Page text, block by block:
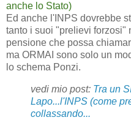
anche lo Stato)
Ed anche l'INPS dovrebbe
tanto i suoi "prelievi forzosi"
pensione che possa
ma ORMAI sono solo un
lo schema Ponzi.
vedi mio post: Tra un
Lapo...l'INPS (come
collassando...